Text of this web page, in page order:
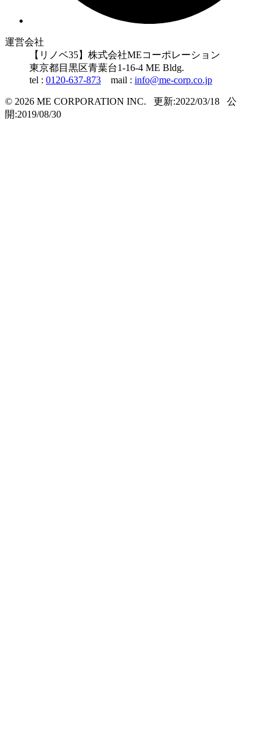
運営会社
【リノベ35】株式会社MEコーポレーション
東京都目黒区青葉台1-16-4 ME Bldg.
tel : 0120-637-873 mail : info@me-corp.co.jp
© 2026 ME CORPORATION INC. 更新:2022/03/18 公
開:2019/08/30